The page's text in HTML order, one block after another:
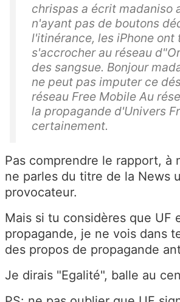
chrispas a écrit madaniso
n'ayant pas de boutons
l'itinérance, les iPhone ont
s'accrocher au réseau
des sangsue. Bonjour
ne peut pas imputer ce
réseau Free Mobile Au
la propagande d'Univers
certainement.
Pas comprendre le rapport, à
ne parles du titre de la News
provocateur.
Mais si tu considères que UF
propagande, je ne vois dans
des propos de propagande
Je dirais "Egalité", balle au